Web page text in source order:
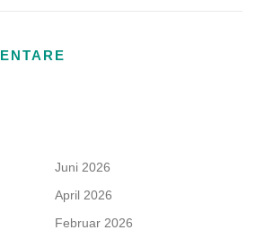
Juni 2026
April 2026
Februar 2026